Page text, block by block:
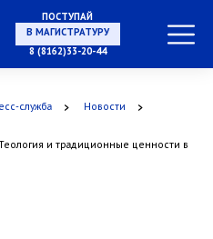
ПОСТУПАЙ
В МАГИСТРАТУРУ
8 (8162)33-20-44
служба Новости
и традиционные ценности в